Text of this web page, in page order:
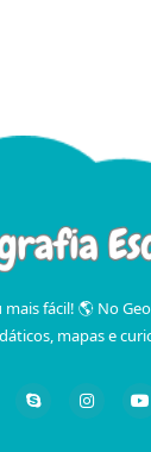
fácil! 🌎 No
mapas e